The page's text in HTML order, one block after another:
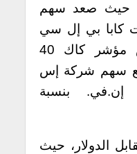
بنسبة 0.13% حيث صعد سهم
كابا بي إل سي
بنسبة 4.81%. وانخفض مؤشر كاك 40
تراجع سهم شركة إس
إن.في. بنسبة
الدولار، حيث